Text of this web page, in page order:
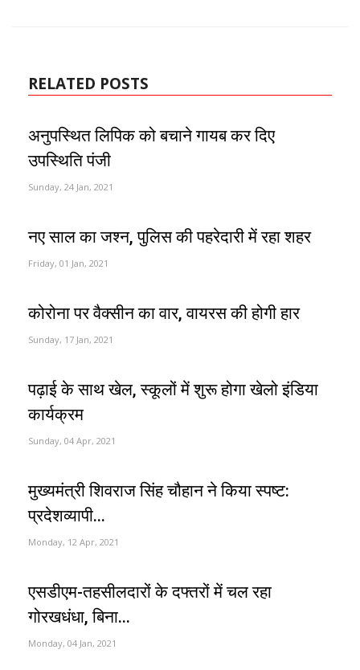
RELATED POSTS
अनुपस्थित लिपिक को बचाने गायब कर दिए
उपस्थिति पंजी
Sunday, 24 Jan, 2021
नए साल का जश्न, पुलिस की पहरेदारी में रहा शहर
Friday, 01 Jan, 2021
कोरोना पर वैक्सीन का वार, वायरस की होगी हार
Sunday, 17 Jan, 2021
पढ़ाई के साथ खेल, स्कूलों में शुरू होगा खेलो इंडिया
कार्यक्रम
Sunday, 04 Apr, 2021
मुख्यमंत्री शिवराज सिंह चौहान ने किया स्पष्ट:
प्रदेशव्यापी...
Monday, 12 Apr, 2021
एसडीएम-तहसीलदारों के दफ्तरों में चल रहा
गोरखधंधा, बिना...
Monday, 04 Jan, 2021